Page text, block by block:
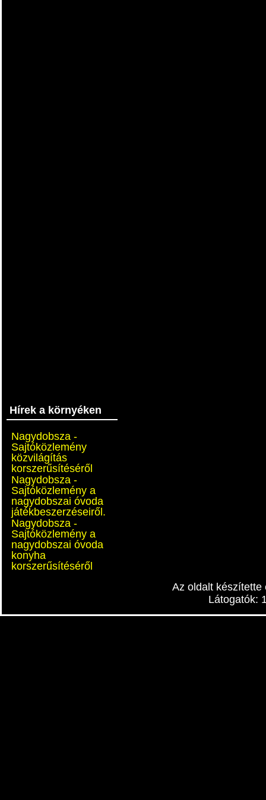
Hírek a környéken
Nagydobsza -
Sajtóközlemény
közvilágítás
korszerűsítéséről
Nagydobsza -
Sajtóközlemény a
nagydobszai óvoda
játékbeszerzéseiről.
Nagydobsza -
Sajtóközlemény a
nagydobszai óvoda
konyha
korszerűsítéséről
Az oldalt
Látogatók: